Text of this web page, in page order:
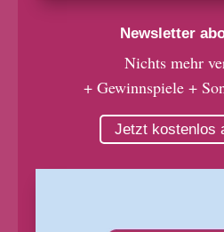
Newsletter
Nichts mehr
+ Gewinnspiele +
Jetzt kostenlos